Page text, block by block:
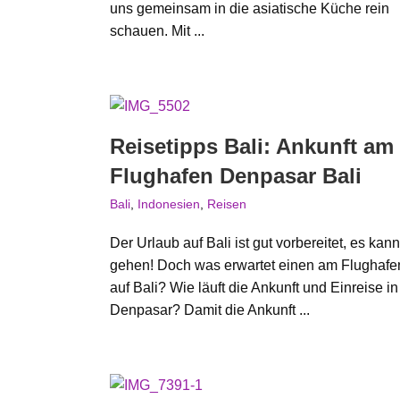
uns gemeinsam in die asiatische Küche rein
schauen. Mit ...
Reisetipps Bali: Ankunft am
Flughafen Denpasar Bali
Bali Indonesien Reisen
Der Urlaub auf Bali ist gut vorbereitet, es
gehen! Doch was erwartet einen am
auf Bali? Wie läuft die Ankunft und Einreise in
Denpasar? Damit die Ankunft ...